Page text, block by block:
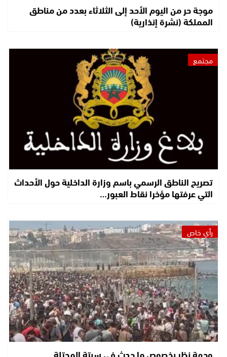
موجة حر من اليوم الأحد إلى الثلاثاء بعدد من مناطق
المملكة (نشرة إنذارية)
مجتمع
تصريح الناطق الرسمي باسم وزارة الداخلية حول الأحداث
التي عرفتها مؤخرا نقاط العبور…
رأي خاص